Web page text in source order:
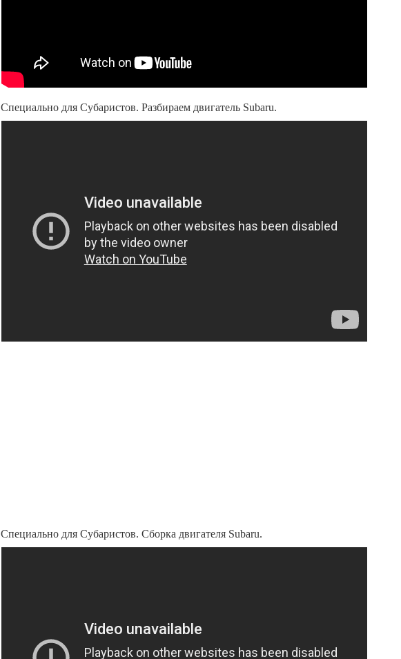
Специально для Субаристов. Разбираем двигатель Subaru.
Специально для Субаристов. Сборка двигателя Subaru.